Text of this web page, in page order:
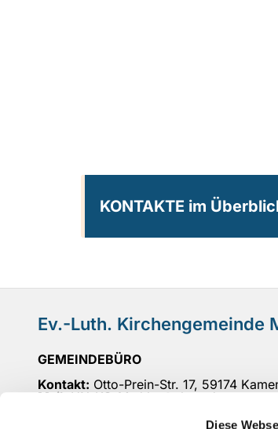
Diese
KONTAKTE im
Ev.-Luth. Kirchengemeinde
GEMEINDEBÜRO
Kontakt: Otto-Prein-Str. 17, 59174
Mail: UN-KG-Methler@ekvw.de